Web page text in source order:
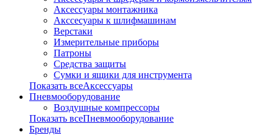
Аксессуары монтажника
Акссесуары к шлифмашинам
Верстаки
Измерительные приборы
Патроны
Средства защиты
Сумки и ящики для инструмента
Показать всеАксессуары
Пневмооборудование
Воздушные компрессоры
Показать всеПневмооборудование
Бренды